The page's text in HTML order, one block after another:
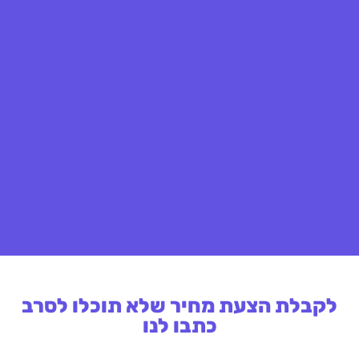
לקבלת הצעת מחיר שלא תוכלו לסרב
כתבו לנו